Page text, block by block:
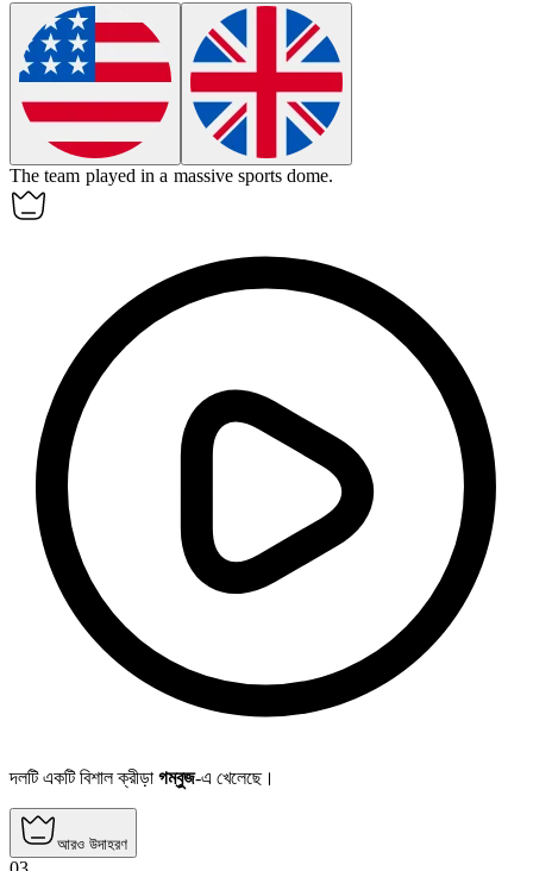
The team played in a massive sportsdome.
দলটি একটি বিশাল ক্রীড়া গম্বুজ-এ খেলেছে।
আরও উদাহরণ